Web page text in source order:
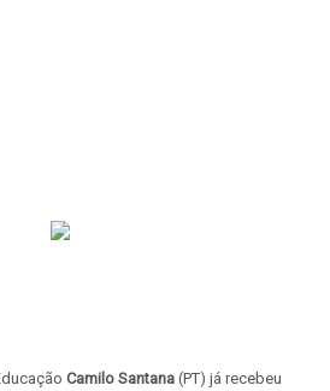
Camilo Santana (PT) já recebeu